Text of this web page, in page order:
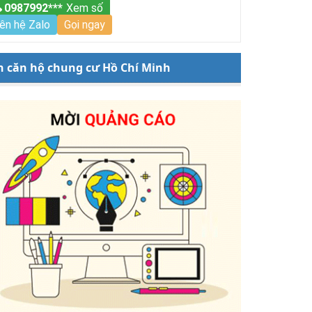
0987992*** Xem số
hệ Zalo
Gọi ngay
căn hộ chung cư Hồ Chí Minh